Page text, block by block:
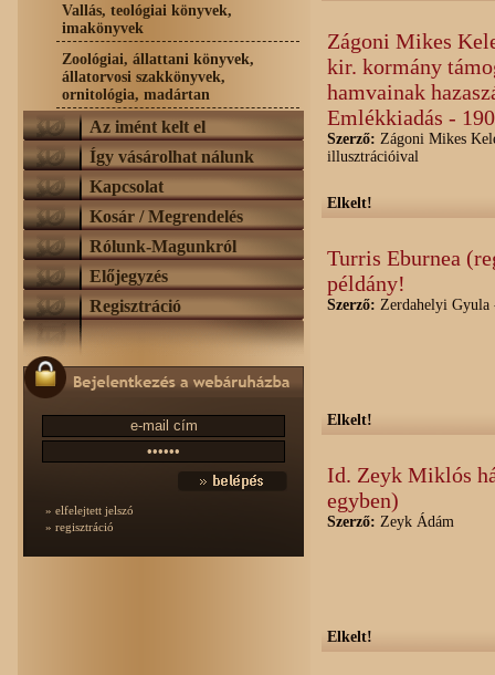
Vallás, teológiai könyvek,
imakönyvek
Zoológiai, állattani könyvek,
állatorvosi szakkönyvek,
ornitológia, madártan
Az imént kelt el
Így vásárolhat nálunk
Kapcsolat
Kosár / Megrendelés
Rólunk-Magunkról
Előjegyzés
Regisztráció
» elfelejtett jelszó
» regisztráció
Zágoni Mikes
kir. kormány
hamvainak
Emlékkiadás -
Szerző: Zágoni Mikes
illusztrációival
Elkelt!
Turris Eburnea
példány!
Szerző: Zerdahelyi Gyula
Elkelt!
Id. Zeyk Miklós
egyben)
Szerző: Zeyk Ádám
Elkelt!